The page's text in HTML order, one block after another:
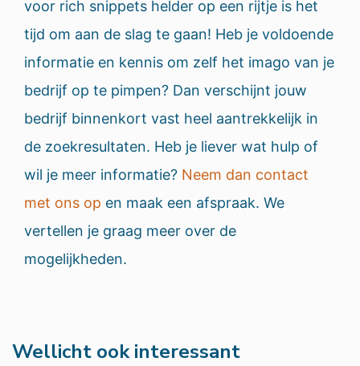
voor rich snippets helder op een rijtje is het
tijd om aan de slag te gaan! Heb je voldoende
informatie en kennis om zelf het imago van je
bedrijf op te pimpen? Dan verschijnt jouw
bedrijf binnenkort vast heel aantrekkelijk in
de zoekresultaten. Heb je liever wat hulp of
wil je meer informatie? Neem dan contact
met ons op en maak een afspraak. We
vertellen je graag meer over de
mogelijkheden.
Wellicht ook interessant